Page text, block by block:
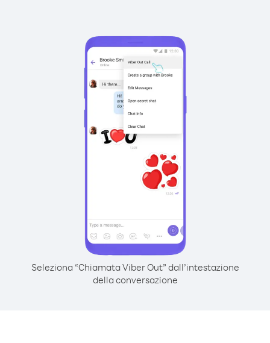
Seleziona “Chiamata Viber Out” dall’intestazione
della conversazione